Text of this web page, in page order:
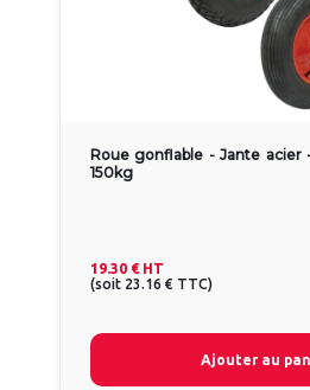
Roue gonflable - Jante acier
150kg
19.30 € HT
(soit 23.16 € TTC)
Ajouter au